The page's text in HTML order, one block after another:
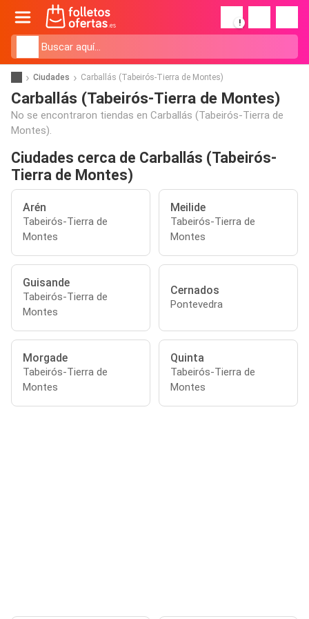
!
Ciudades Carballás (Tabeirós-Tierra de Montes)
Carballás (Tabeirós-Tierra de Montes)
No se encontraron tiendas en Carballás (Tabeirós-Tierra de
Montes).
Ciudades cerca de Carballás (Tabeirós-
Tierra de Montes)
Arén
Tabeirós-Tierra de
Montes
Meilide
Tabeirós-Tierra de
Montes
Guisande
Tabeirós-Tierra de
Montes
Cernados
Pontevedra
Morgade
Tabeirós-Tierra de
Montes
Quinta
Tabeirós-Tierra de
Montes